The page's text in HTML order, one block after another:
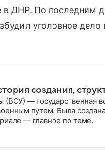
ДНР. По последним
уголовное
создания,
— государственная
путем. Была
— главное по теме.